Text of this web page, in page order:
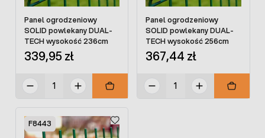
Panel ogrodzeniowy
SOLID powlekany DUAL-
TECH wysokość 236cm
339,95 zł
Panel ogrodzeniowy
SOLID powlekany DUAL-
TECH wysokość 256cm
367,44 zł
F8443